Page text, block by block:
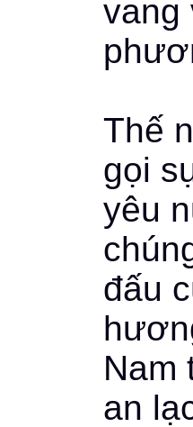
vang
Thế
gọi
yêu
đấu
Nam
an